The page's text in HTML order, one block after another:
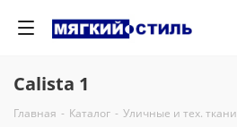
Calista 1
Главная - Каталог - Уличные и тех. ткани